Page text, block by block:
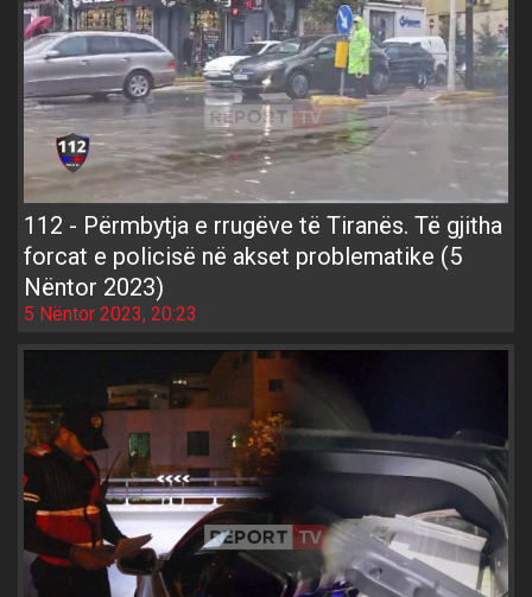
112 - Përmbytja e rrugëve të Tiranës. Të gjitha
forcat e policisë në akset problematike (5
Nëntor 2023)
5 Nëntor 2023, 20:23